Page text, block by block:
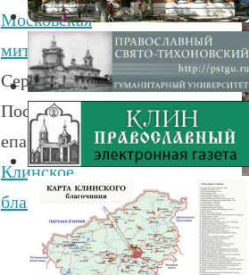
Московская
митрополия
Сергиево-
Посадская
епархия,
Клинское
благочиние